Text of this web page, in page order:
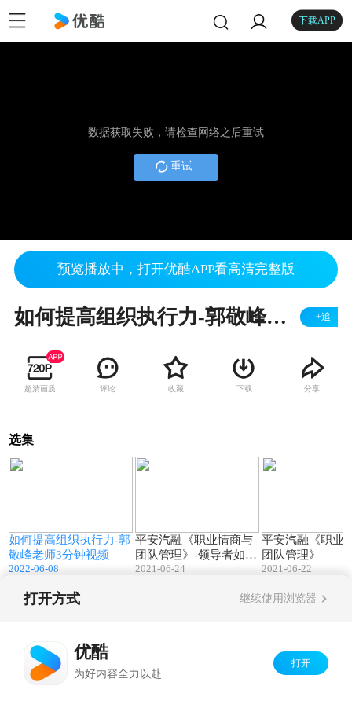
下载APP
数据获取失败，请检查网络之后重试
重试
预览播放中，打开优酷APP看高清完整版
如何提高组织执行力-郭敬峰老师3分钟视频 +追
超清画质 评论 收藏 下载 分享
选集
如何提高组织执行力-郭
敬峰老师3分钟视频
2022-06-08
平安汽融《职业情商与
团队管理》-领导者如何
授权于人14分钟
2021-06-24
平安汽融《职业
团队管理》
2021-06-22
打开方式 继续使用浏览器
优酷
为好内容全力以赴
打开